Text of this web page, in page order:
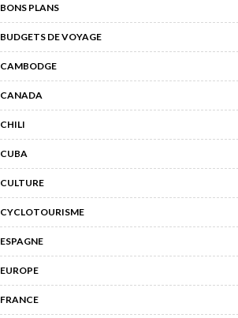
BONS PLANS
BUDGETS DE VOYAGE
CAMBODGE
CANADA
CHILI
CUBA
CULTURE
CYCLOTOURISME
ESPAGNE
EUROPE
FRANCE